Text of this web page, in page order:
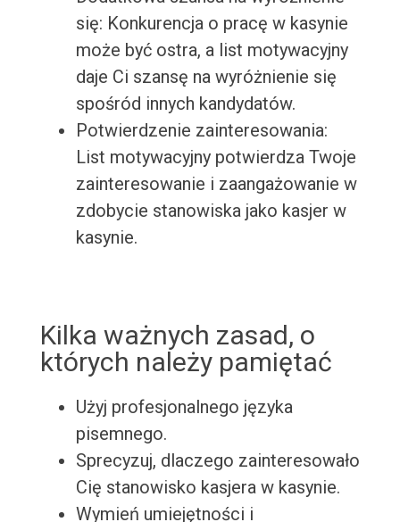
się: Konkurencja o pracę w kasynie
może być ostra, a list motywacyjny
daje Ci szansę na wyróżnienie się
spośród innych kandydatów.
Potwierdzenie zainteresowania:
List motywacyjny potwierdza Twoje
zainteresowanie i zaangażowanie w
zdobycie stanowiska jako kasjer w
kasynie.
Kilka ważnych zasad, o
których należy pamiętać
Użyj profesjonalnego języka
pisemnego.
Sprecyzuj, dlaczego zainteresowało
Cię stanowisko kasjera w kasynie.
Wymień umiejętności i